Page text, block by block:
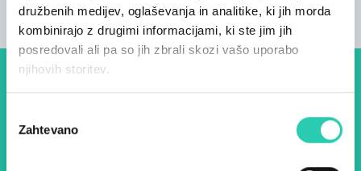
družbenih medijev, oglaševanja in analitike, ki jih morda
kombinirajo z drugimi informacijami, ki ste jim jih
posredovali ali pa so jih zbrali skozi vašo uporabo
njihovih storitev.
soglasja
Zahtevano
Dogodki, članki in zgodbe iz
evropske prestolnice kulture
– prijavite se na naš novičnik